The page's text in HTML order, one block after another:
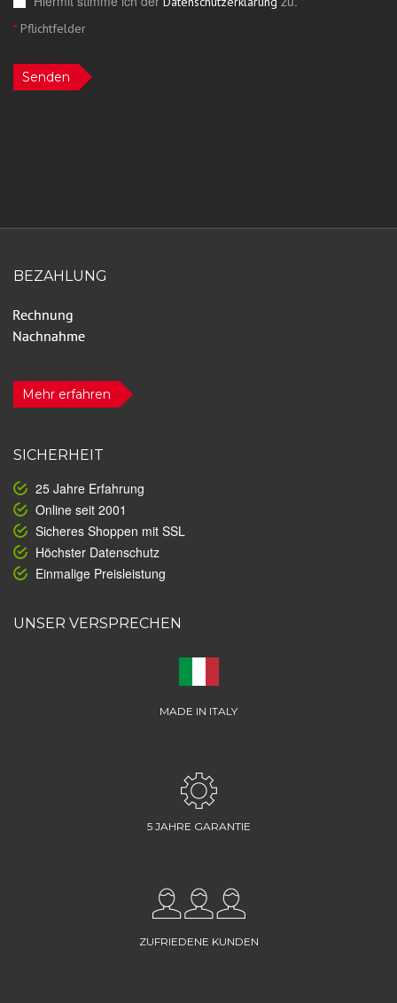
*Pflichtfelder
Senden
BEZAHLUNG
Mehr erfahren
SICHERHEIT
25 Jahre Erfahrung
Online seit 2001
Sicheres Shoppen mit SSL
Höchster Datenschutz
Einmalige Preisleistung
UNSER VERSPRECHEN
MADE IN ITALY
5 JAHRE GARANTIE
ZUFRIEDENE KUNDEN